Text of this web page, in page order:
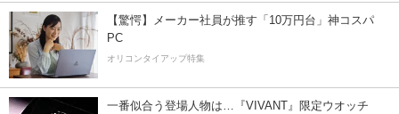
【驚愕】メーカー社員が推す「10万円台」神コスパ
PC
オリコンタイアップ特集
一番似合う登場人物は…『VIVANT』限定ウオッチ